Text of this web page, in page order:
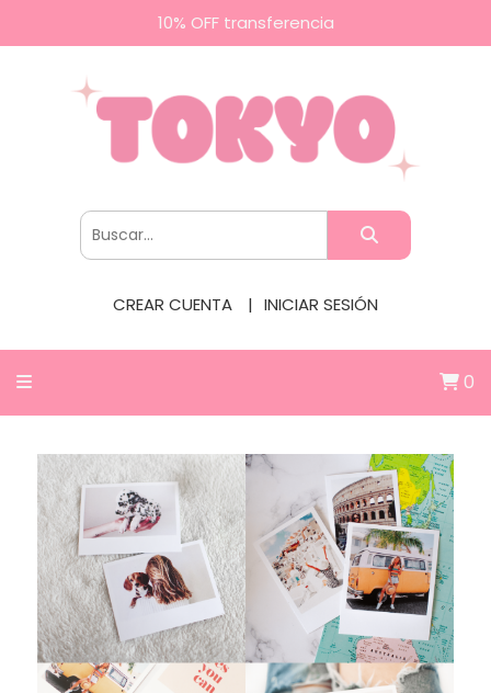
10% OFF transferencia
CREAR CUENTA INICIAR SESIÓN
0